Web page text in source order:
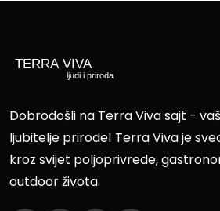
Dobrodošli na Terra Viva sajt -
ljubitelje prirode! Terra Viva je
kroz svijet poljoprivrede,
outdoor života.